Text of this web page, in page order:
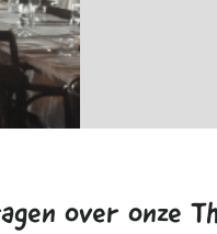
over onze